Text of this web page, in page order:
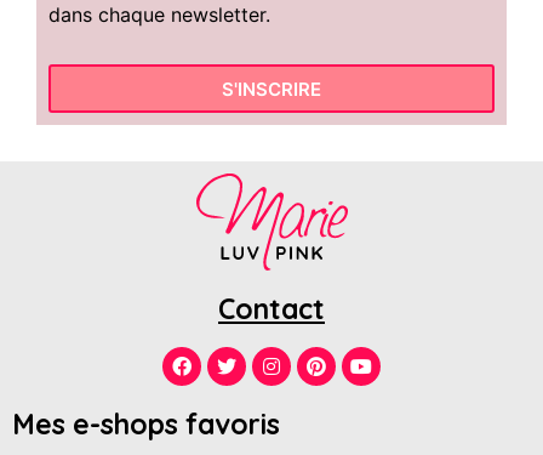
dans chaque newsletter.
S'INSCRIRE
Contact
Mes e-shops favoris